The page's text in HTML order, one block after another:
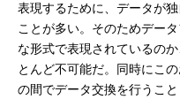
表現するために、データが
ことが多い。そのためデー
な形式で表現されているの
とんど不可能だ。同時にこ
の間でデータ交換を行うこ